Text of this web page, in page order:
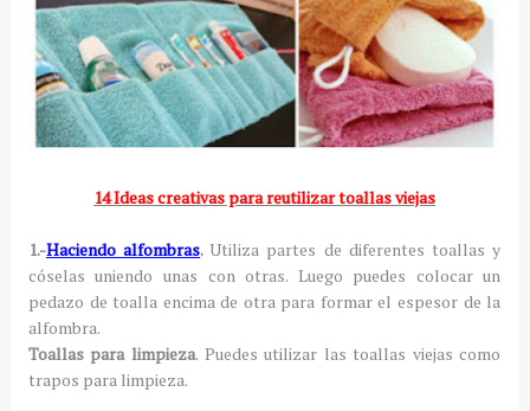
14 Ideas creativas para reutilizar toallas viejas
1.-Haciendo alfombras. Utiliza partes de diferentes toallas y
cóselas uniendo unas con otras. Luego puedes colocar un
pedazo de toalla encima de otra para formar el espesor de la
alfombra.
Toallas para limpieza. Puedes utilizar las toallas viejas como
trapos para limpieza.